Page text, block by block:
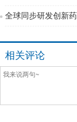
全球同步研发创新
相关评论